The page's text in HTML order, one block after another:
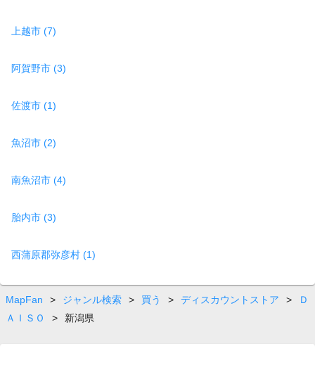
上越市 (7)
阿賀野市 (3)
佐渡市 (1)
魚沼市 (2)
南魚沼市 (4)
胎内市 (3)
西蒲原郡弥彦村 (1)
MapFan > ジャンル検索 > 買う > ディスカウントストア >
Ｄ
ＡＩＳＯ
> 新潟県